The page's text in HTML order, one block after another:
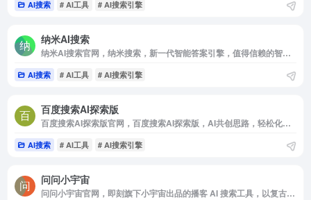
AI搜索 # AI工具 # AI搜索引擎
纳米AI搜索
纳米AI搜索官网，纳米搜索，新一代智能答案引擎，值得信赖的智能搜索伙伴，为复杂搜索提供专业支持，解锁更相关，更全面的答案。AI对用户提问进行精准语义分析，并通过追问获取更多有价值信息，将问题拆分为多组关键词后再进行搜索引擎检索，深度阅读网页内容，最终呈现逻辑清晰，准确无误的答案。
AI搜索 # AI工具 # AI搜索引擎
百度搜索AI探索版
百度搜索AI探索版官网，百度搜索AI探索版，AI共创思路，轻松化解难题
AI搜索 # AI工具 # AI搜索引擎
问问小宇宙
问问小宇宙官网，即刻旗下小宇宙出品的播客 AI 搜索工具，以复古电台风格为主题。提供涵盖旅行，历史，理财和体育等多个领域的播客节目。用户可以根据兴趣选择不同的播客节目进行收听